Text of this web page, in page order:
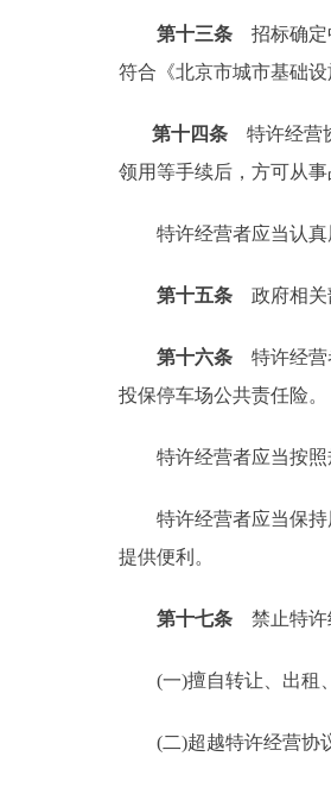
第十三条 招标确定
符合《北京市城市基础
第十四条 特许经营
领用等手续后，方可从事
特许经营者应当认真
第十五条 政府相关
第十六条 特许经营
投保停车场公共责任险。
特许经营者应当按照
特许经营者应当保持用
提供便利。
第十七条 禁止特许
(一)擅自转让、出租、
(二)超越特许经营协议